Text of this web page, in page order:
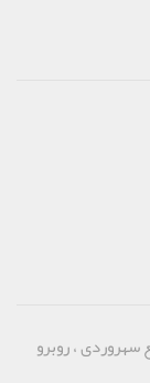
، روبرو